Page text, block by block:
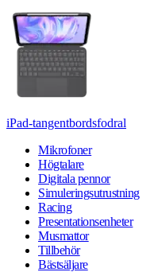
iPad-tangentbordsfodral
Mikrofoner
Högtalare
Digitala pennor
Simuleringsutrustning
Racing
Presentationsenheter
Musmattor
Tillbehör
Bästsäljare